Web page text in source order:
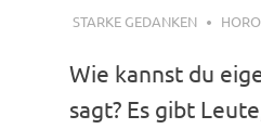
MAI 25, 2018
STARKE GEDANKEN
Wie kannst du
sagt? Es gibt